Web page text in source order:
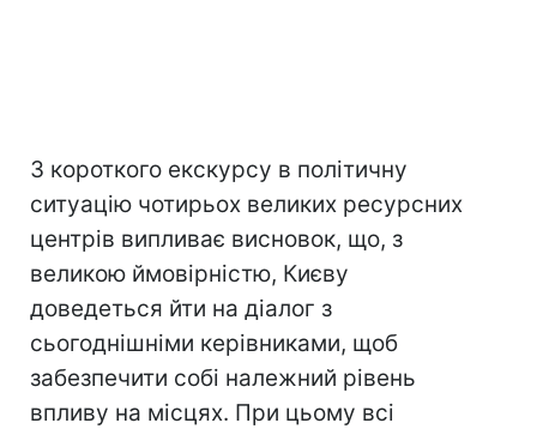
З короткого екскурсу в політичну
ситуацію чотирьох великих ресурсних
центрів випливає висновок, що, з
великою ймовірністю, Києву
доведеться йти на діалог з
сьогоднішніми керівниками, щоб
забезпечити собі належний рівень
впливу на місцях. При цьому всі